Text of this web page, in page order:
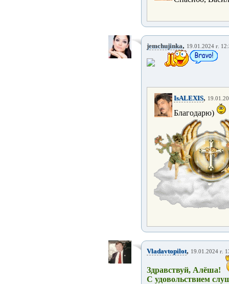
jemchujinka, 19.01.2024 г.
IsALEXIS,
Благодарю)
Vladavtopilot, 19.01.2024 г.
Здравствуй, Алёша!
С удовольствием